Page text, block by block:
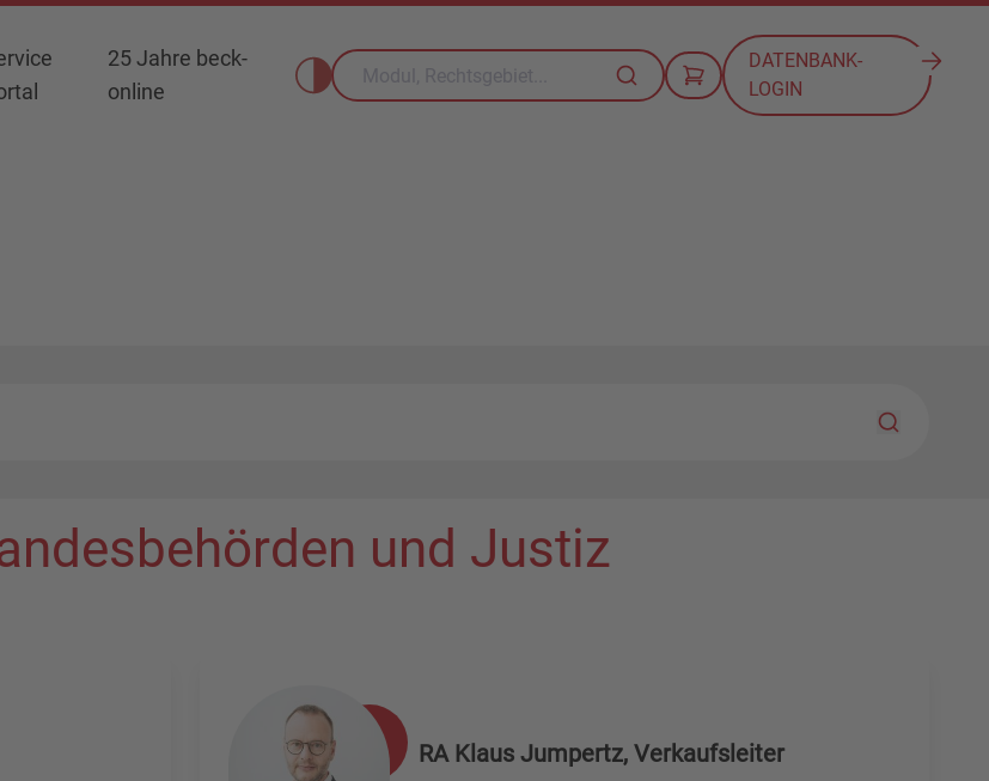
25 Jahre beck-
online
DATENBANK-
LOGIN
Nach
und Justiz
RA Klaus Jumpertz, Verkaufsleiter